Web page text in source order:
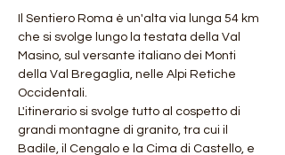
Il Sentiero Roma è un'alta via lunga 54 km
che si svolge lungo la testata della Val
Masino, sul versante italiano dei Monti
della Val Bregaglia, nelle Alpi Retiche
Occidentali.
L'itinerario si svolge tutto al cospetto di
grandi montagne di granito, tra cui il
Badile, il Cengalo e la Cima di Castello, e